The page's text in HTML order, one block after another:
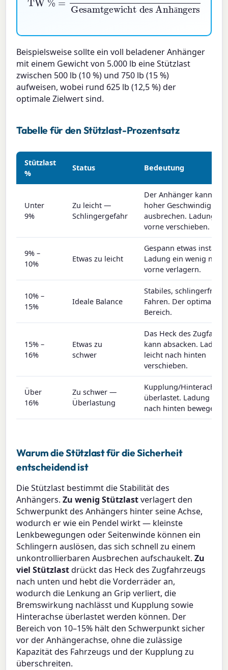
ä
Beispielsweise sollte ein voll beladener Anhänger
mit einem Gewicht von 5.000 lb eine Stützlast
zwischen 500 lb (10 %) und 750 lb (15 %)
aufweisen, wobei rund 625 lb (12,5 %) der
optimale Zielwert sind.
Tabelle für den Stützlast-Prozentsatz
Stützlast
%
Status Bedeutung
Unter
9%
Zu leicht —
Schlingergefahr
Der Anhänger kann bei
hoher Geschwindigkeit
ausbrechen. Ladung
vorne verschieben.
9% –
10%
Etwas zu leicht
Gespann etwas instabil.
Ladung ein wenig nach
vorne verlagern.
10% –
15%
Ideale Balance
Stabiles, schlingerfreies
Fahren. Der optimale
Bereich.
15% –
16%
Etwas zu
schwer
Das Heck des
kann absacken. Ladung
leicht nach hinten
verschieben.
Über
16%
Zu schwer —
Überlastung
Kupplung/Hinterachse
überlastet. Ladung
nach hinten bewegen.
Warum die Stützlast für die Sicherheit
entscheidend ist
Die Stützlast bestimmt die Stabilität des
Anhängers.Zu wenig Stützlastverlagert den
Schwerpunkt des Anhängers hinter seine Achse,
wodurch er wie ein Pendel wirkt — kleinste
Lenkbewegungen oder Seitenwinde können ein
Schlingern auslösen, das sich schnell zu einem
unkontrollierbaren Ausbrechen aufschaukelt.Zu
viel Stützlastdrückt das Heck des Zugfahrzeugs
nach unten und hebt die Vorderräder an,
wodurch die Lenkung an Grip verliert, die
Bremswirkung nachlässt und Kupplung sowie
Hinterachse überlastet werden können. Der
Bereich von 10–15% hält den Schwerpunkt sicher
vor der Anhängerachse, ohne die zulässige
Kapazität des Fahrzeugs und der Kupplung zu
überschreiten.